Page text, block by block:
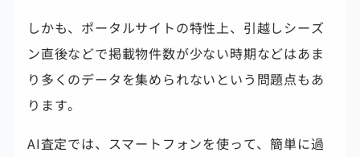
しかも、ポータルサイトの特性上、引越しシーズ
ン直後などで掲載物件数が少ない時期などはあま
り多くのデータを集められないという問題点もあ
ります。
AI査定では、スマートフォンを使って、簡単に過